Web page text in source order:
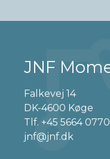
JNF
Falkevej 14
DK-4600 Køge
Tlf. +45 5664 0770
jnf@jnf.dk